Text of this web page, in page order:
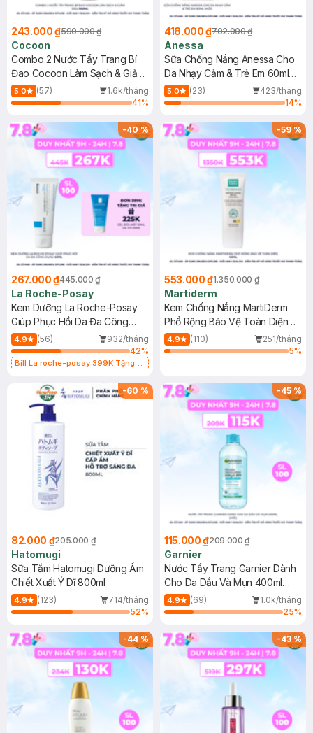
243.000 ₫590.000 ₫
Cocoon
Combo 2 Nước Tẩy Trang Bí
Đao Cocoon Làm Sạch & Giảm
Dầu 500ml
5.0 (57)
1.6k/tháng
41%
418.000 ₫702.000 ₫
Anessa
Sữa Chống Nắng Anessa Cho
Da Nhạy Cảm & Trẻ Em 60ml
(Mới)
5.0 (23)
423/tháng
14%
-40%
267.000 ₫445.000 ₫
La Roche-Posay
Kem Dưỡng La Roche-Posay
Giúp Phục Hồi Da Đa Công
Dụng 40ml
4.9 (56)
932/tháng
42%
Bill La roche-posay 399K Tặng
(SL có hạn)
-59%
553.000 ₫1.350.000 ₫
Martiderm
Kem Chống Nắng MartiDerm
Phổ Rộng Bảo Vệ Toàn Diện
40ml
4.9 (110)
251/tháng
5%
-60 %
82.000 ₫205.000 ₫
Hatomugi
Sữa Tắm Hatomugi Dưỡng Ẩm
Chiết Xuất Ý Dĩ 800ml
4.9 (123)
714/tháng
52%
-45%
115.000 ₫209.000 ₫
Garnier
Nước Tẩy Trang Garnier Dành
Cho Da Dầu Và Mụn 400ml
(Mới)
4.9 (69)
1.0k/tháng
25%
-44% -43%